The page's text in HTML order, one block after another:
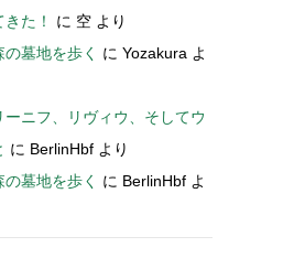
た！
に 空 より
墓地を歩く
に Yozakura よ
ーニフ、リヴィウ、そしてウ
に BerlinHbf より
墓地を歩く
に BerlinHbf よ